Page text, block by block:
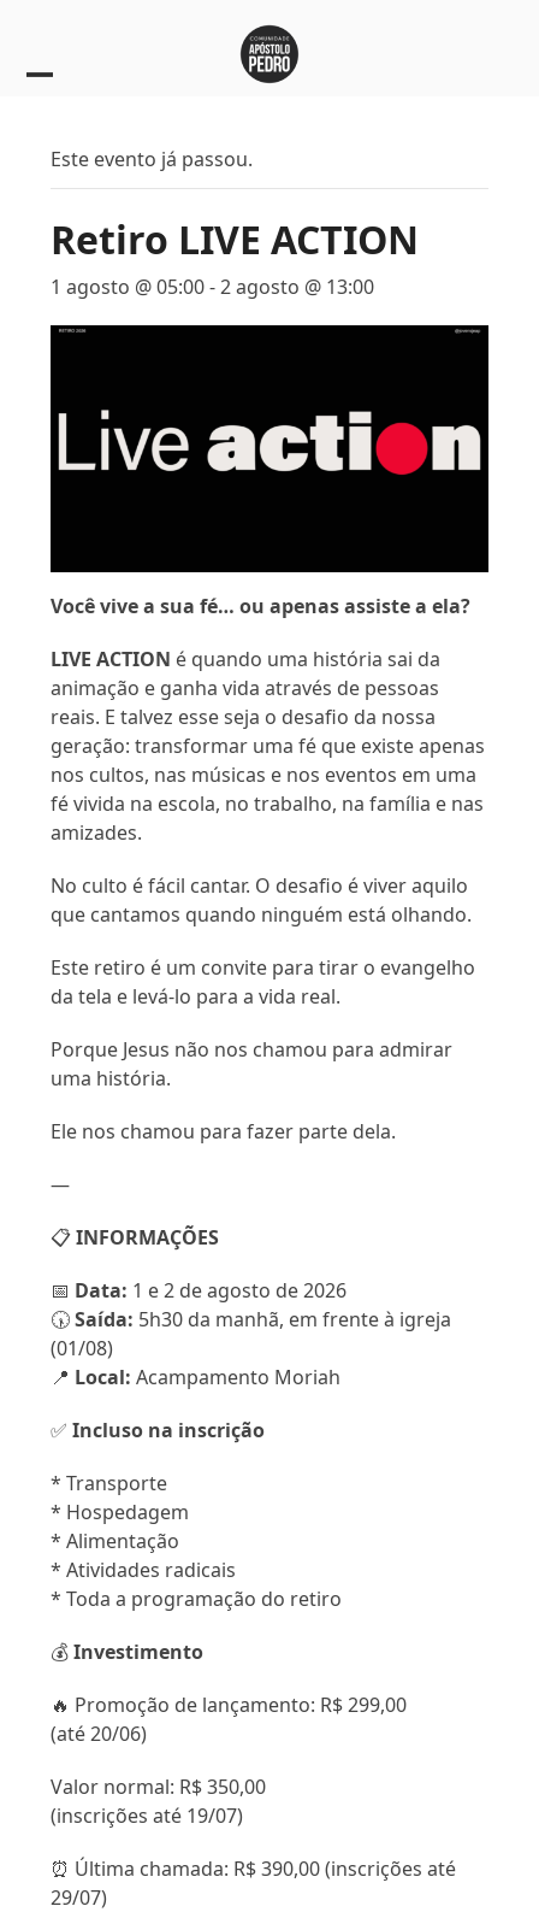
content
menu
menu
Este evento já passou.
Retiro LIVE ACTION
1 agosto @ 05:00-2 agosto @ 13:00
Você vive a sua fé… ou apenas assiste a ela?
LIVE ACTION é quando uma história sai da
animação e ganha vida através de pessoas
reais. E talvez esse seja o desafio da nossa
geração: transformar uma fé que existe apenas
nos cultos, nas músicas e nos eventos em uma
fé vivida na escola, no trabalho, na família e nas
amizades.
No culto é fácil cantar. O desafio é viver aquilo
que cantamos quando ninguém está olhando.
Este retiro é um convite para tirar o evangelho
da tela e levá-lo para a vida real.
Porque Jesus não nos chamou para admirar
uma história.
Ele nos chamou para fazer parte dela.
—
📋INFORMAÇÕES
📅 Data: 1 e 2 de agosto de 2026
🕠Saída: 5h30 da manhã, em frente à igreja
(01/08)
📍 Local: Acampamento Moriah
✅ Incluso na inscrição
* Transporte
* Hospedagem
* Alimentação
* Atividades radicais
* Toda a programação do retiro
💰Investimento
🔥 Promoção de lançamento: R$ 299,00
(até 20/06)
Valor normal: R$ 350,00
(inscrições até 19/07)
⏰ Última chamada: R$ 390,00 (inscrições até
29/07)